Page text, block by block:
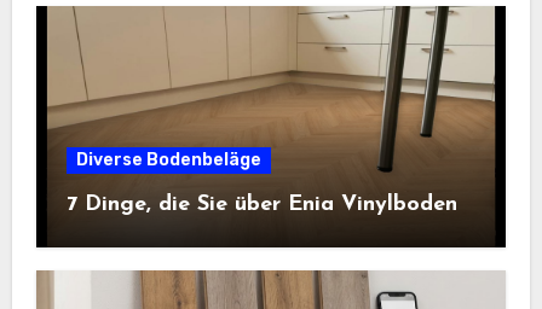
Diverse Bodenbeläge
7 Dinge, die Sie über Enia Vinylboden